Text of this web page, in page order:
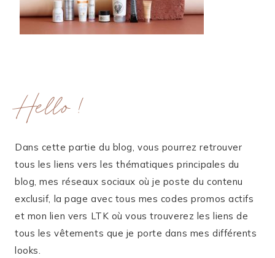
Hello !
Dans cette partie du blog, vous pourrez retrouver
tous les liens vers les thématiques principales du
blog, mes réseaux sociaux où je poste du contenu
exclusif, la page avec tous mes codes promos actifs
et mon lien vers LTK où vous trouverez les liens de
tous les vêtements que je porte dans mes différents
looks.